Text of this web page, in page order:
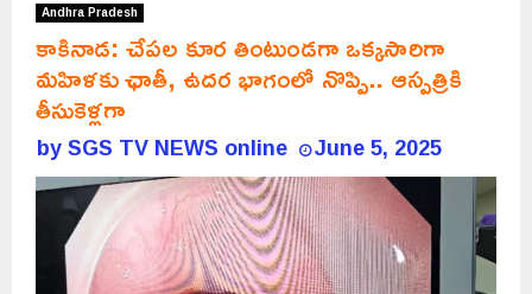
Andhra Pradesh
కాకినాడ: చేపల కూర తింటుండగా ఒక్కసారిగా
మహిళకు ఛాతీ, ఉదర భాగంలో నొప్పి.. ఆస్పత్రికి
తీసుకెళ్లగా
bySGS TV NEWS online June 5, 2025